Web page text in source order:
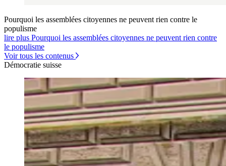
Pourquoi les assemblées citoyennes ne peuvent rien contre le
populisme
lire plus Pourquoi les assemblées citoyennes ne peuvent rien contre
le populisme
Voir tous les contenus
Démocratie suisse